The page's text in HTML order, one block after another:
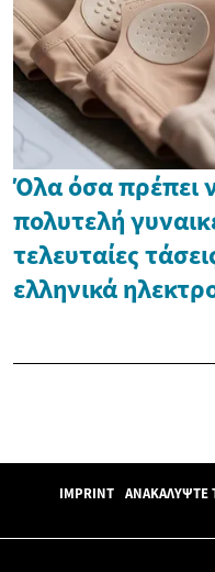
Όλα όσα πρέπει
πολυτελή
τελευταίες
ελληνικά
IMPRINT ΑΝΑΚΑΛΎΨΤΕ